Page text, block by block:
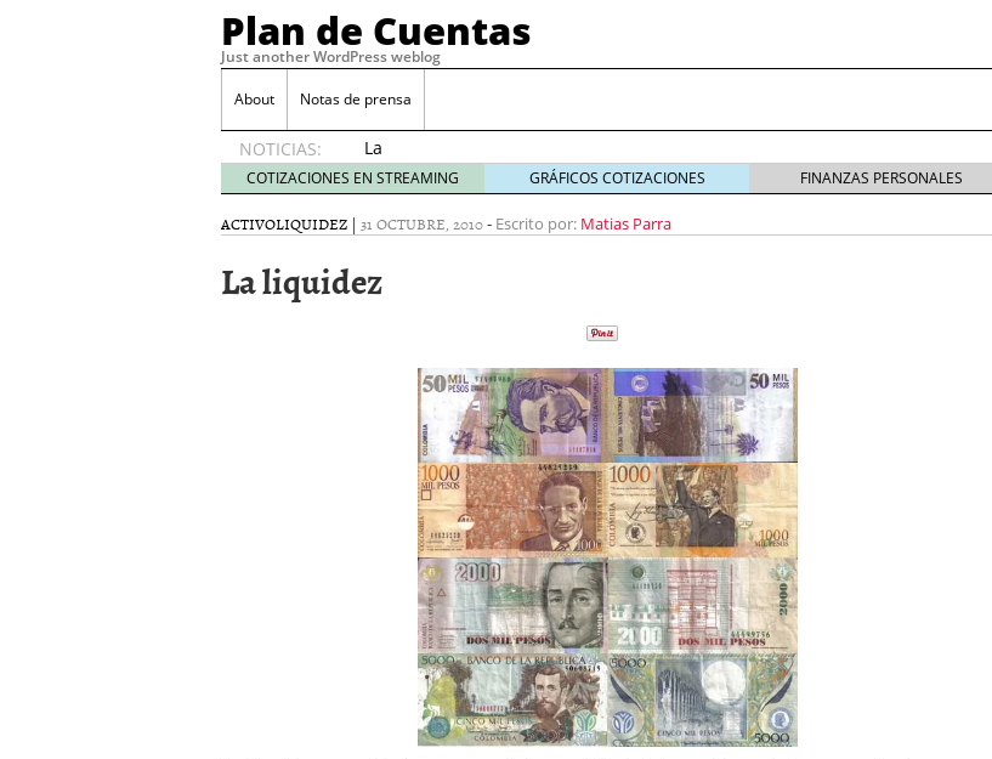
Plan de Cuentas
Just another WordPress weblog
About Notas de prensa
NOTICIAS:
La
elección
del
mejor
septiembre
Ventajas de las Tarjetas de Crédito en Colombia
Aportes de capital junio 17, 2013
¿Qué es el análisis financiero? junio 11, 2013
¿Quién debe firmar un acta de asamblea? mayo 30, 2013
COTIZACIONES EN STREAMING GRÁFICOS COTIZACIONES FINANZAS PERSONALES
ACTIVOLIQUIDEZ | 31 OCTUBRE, 2010- Escrito por: Matias Parra
La liquidez